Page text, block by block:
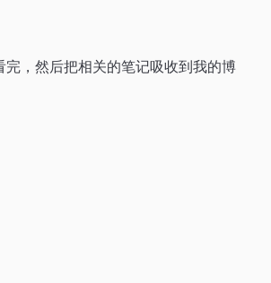
，然后把相关的笔记吸收到我的博